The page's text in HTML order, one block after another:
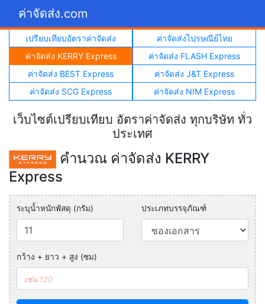
ค่าจัดส่ง.com
เปรียบเทียบอัตราค่าจัดส่ง
ค่าจัดส่งไปรษณีย์ไทย
ค่าจัดส่ง KERRY Express
ค่าจัดส่ง FLASH Express
ค่าจัดส่ง BEST Express
ค่าจัดส่ง J&T Express
ค่าจัดส่ง SCG Express
ค่าจัดส่ง NIM Express
เว็บไซต์เปรียบเทียบ อัตราค่าจัดส่ง ทุกบริษัท ทั่ว
ประเทศ
คำนวณ ค่าจัดส่ง KERRY
Express
ระบุน้ำหนักพัสดุ (กรัม) ประเภทบรรจุภัณฑ์
กว้าง + ยาว + สูง (ซม)